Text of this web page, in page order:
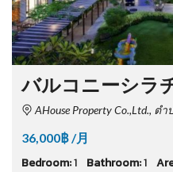
バルコニーシラ
AHouse Property Co.,Ltd.,
36,000฿ /月
Bedroom:1 Bathroom:1